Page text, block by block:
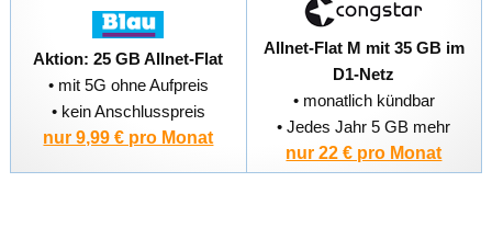
Aktion: 25 GB Allnet-Flat
• mit 5G ohne Aufpreis
• kein Anschlusspreis
nur 9,99 € pro Monat
Allnet-Flat M mit 35 GB im
D1-Netz
• monatlich kündbar
• Jedes Jahr 5 GB mehr
nur 22 € pro Monat